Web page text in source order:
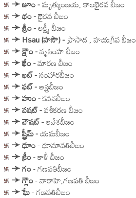
➛జూం-మృత్యుంజయ, కాలభైరవ బీజం
➛భం-భైరవ బీజం
➛శ్రీం-లక్ష్మీ బీజం
➛Hsau (హసౌ)-ప్రాసాద , హయగ్రీవ బీజం
➛క్ష్రౌం-నృసింహ బీజం
➛ఖేం-మారణ బీజం
➛ఖట్-సంహారబీజం
➛ఫట్-అస్త్రబీజం
➛హుం-కవచబీజం
➛వషట్-వశీకరణ బీజం
➛వౌషట్-ఆవేశబీజం
➛ష్ట్రీమ్-యమబీజం
➛ధూం- ధూమావతిబీజం
➛క్రీం- కాళీ బీజం
➛గం- గణపతిబీజం
➛గ్లౌం- వారాహి,గణపతి బీజం
➛ఘే- గణపతిబీజం